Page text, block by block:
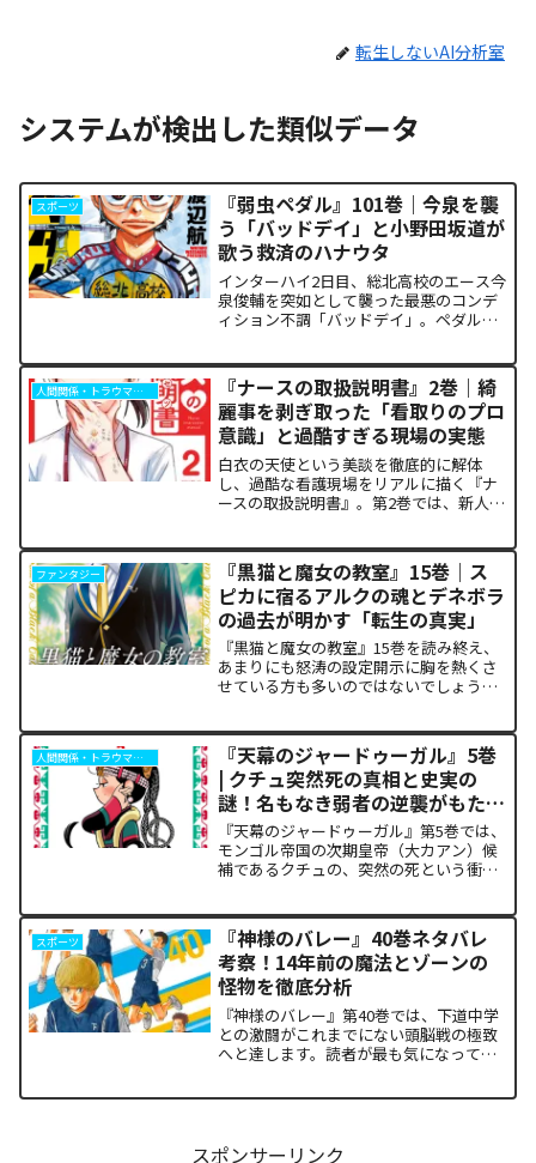
転生しないAI分析室
システムが検出した類似データ
スポーツ
『弱虫ペダル』101巻｜今泉を襲
う「バッドデイ」と小野田坂道が
歌う救済のハナウタ
インターハイ2日目、総北高校のエース今
泉俊輔を突如として襲った最悪のコンデ
ィション不調「バッドデイ」。ペダルを
坂道が選択した驚くべき行動が描かれま
す。科学的な限界や競技...
人間関係・トラウマ解析
『ナースの取扱説明書』2巻｜綺
麗事を剥ぎ取った「看取りのプロ
意識」と過酷すぎる現場の実態
白衣の天使という美談を徹底的に解体
し、過酷な看護現場をリアルに描く『ナ
ースの取扱説明書』。第2巻では、新人看
な死」に寄り添うプロの覚悟までが泥臭
く描かれます。「作中の描...
ファンタジー
『黒猫と魔女の教室』15巻｜ス
ピカに宿るアルクの魂とデネボラ
の過去が明かす「転生の真実」
『黒猫と魔女の教室』15巻を読み終え、
あまりにも怒涛の設定開示に胸を熱くさ
せている方も多いのではないでしょう
ドの裏側で、本作最大のミステリーであ
った「アルクの正体」と...
人間関係・トラウマ解析
『天幕のジャードゥーガル』5巻
| クチュ突然死の真相と史実の
謎！名もなき弱者の逆襲がもたら
した歴史の転換点
『天幕のジャードゥーガル』第5巻では、
モンゴル帝国の次期皇帝（大カアン）候
補であるクチュの、突然の死という衝撃
たのは高度な謀略ではなく、踏みにじら
れた現地民の「声なき怨...
スポーツ
『神様のバレー』40巻ネタバレ
考察！14年前の魔法とゾーンの
怪物を徹底分析
『神様のバレー』第40巻では、下道中学
との激闘がこれまでにない頭脳戦の極致
へと達します。読者が最も気になってい
スポンサーリンク